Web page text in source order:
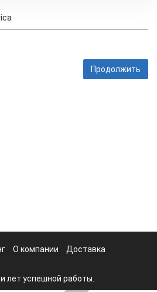
Продолжить
О компании Доставка
лет успешной работы.